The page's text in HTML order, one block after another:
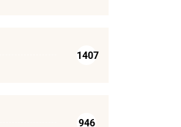
1407
946